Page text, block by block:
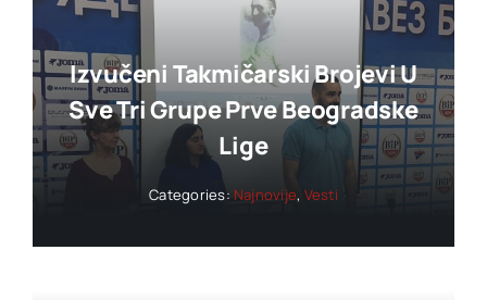
Izvučeni Takmičarski Brojevi U
Sve Tri Grupe Prve Beogradske
Lige
Categories: Najnovije, Vesti